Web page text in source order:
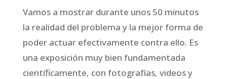
Vamos a mostrar durante unos 50 minutos
la realidad del problema y la mejor forma de
poder actuar efectivamente contra ello. Es
una exposición muy bien fundamentada
científicamente, con fotografías, videos y